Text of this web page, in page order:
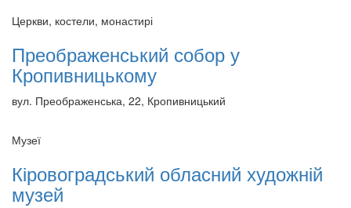
Церкви, костели, монастирі
Преображенський собор у
Кропивницькому
вул. Преображенська, 22, Кропивницький
Музеї
Кіровоградський обласний художній
музей